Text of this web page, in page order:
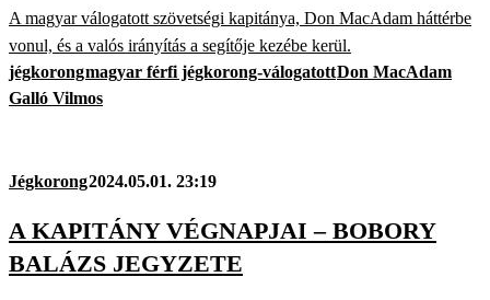
A magyar válogatott szövetségi kapitánya, Don MacAdam háttérbe
vonul, és a valós irányítás a segítője kezébe kerül.
jégkorongmagyar férfi jégkorong-válogatottDon MacAdam
Galló Vilmos
Jégkorong2024.05.01. 23:19
A KAPITÁNY VÉGNAPJAI – BOBORY
BALÁZS JEGYZETE